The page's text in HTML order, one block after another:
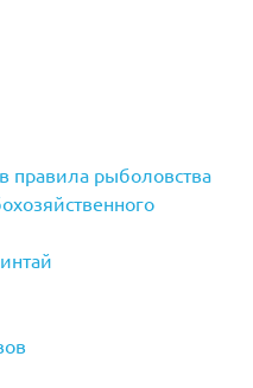
правила рыболовства